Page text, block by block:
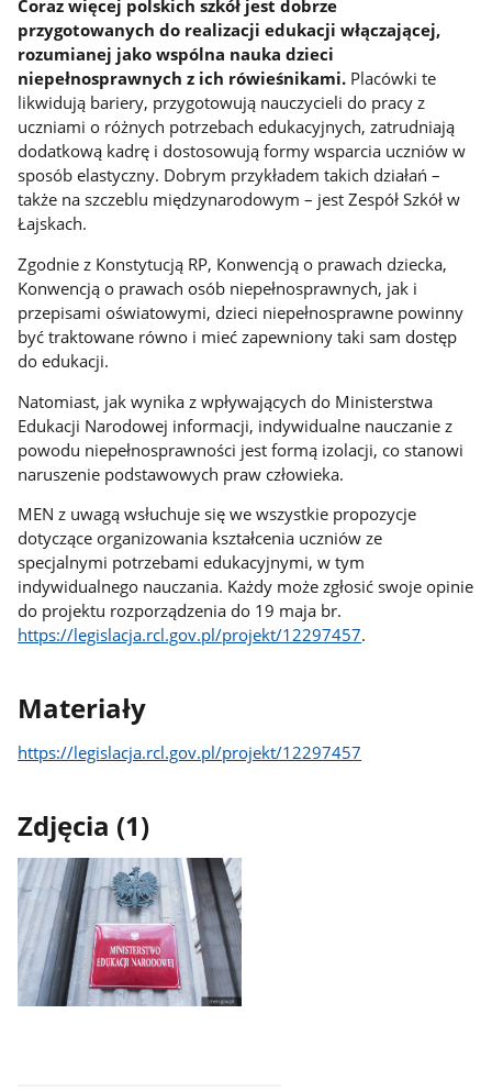
Coraz więcej polskich szkół jest dobrze
przygotowanych do realizacji edukacji włączającej,
rozumianej jako wspólna nauka dzieci
niepełnosprawnych z ich rówieśnikami. Placówki te
likwidują bariery, przygotowują nauczycieli do pracy z
uczniami o różnych potrzebach edukacyjnych, zatrudniają
dodatkową kadrę i dostosowują formy wsparcia uczniów w
sposób elastyczny. Dobrym przykładem takich działań –
także na szczeblu międzynarodowym – jest Zespół Szkół w
Łajskach.
Zgodnie z Konstytucją RP, Konwencją o prawach dziecka,
Konwencją o prawach osób niepełnosprawnych, jak i
przepisami oświatowymi, dzieci niepełnosprawne powinny
być traktowane równo i mieć zapewniony taki sam dostęp
do edukacji.
Natomiast, jak wynika z wpływających do Ministerstwa
Edukacji Narodowej informacji, indywidualne nauczanie z
powodu niepełnosprawności jest formą izolacji, co stanowi
naruszenie podstawowych praw człowieka.
MEN z uwagą wsłuchuje się we wszystkie propozycje
dotyczące organizowania kształcenia uczniów ze
specjalnymi potrzebami edukacyjnymi, w tym
indywidualnego nauczania. Każdy może zgłosić swoje opinie
do projektu rozporządzenia do 19 maja br.
https://legislacja.rcl.gov.pl/projekt/12297457.
Materiały
https://legislacja.rcl.gov.pl/projekt/12297457
Zdjęcia (1)